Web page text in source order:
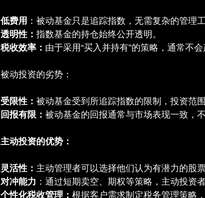
低费用 ：被动基金只是追踪指数，无需复杂的管理
透明性： 指数基金的持仓始终公开透明。
税收效率： 由于采用“买入并持有”的策略，通常不
被动投资的劣势：
受限性： 被动基金受到所追踪指数的限制，投资范
回报有限： 被动基金的回报通常与市场表现一致，
主动投资的优势：
灵活性： 主动管理者可以选择他们认为有潜力的股
对冲能力 ：通过短期卖空、期权等策略，主动投资
个性化税收管理： 根据客户需求制定税务管理策略